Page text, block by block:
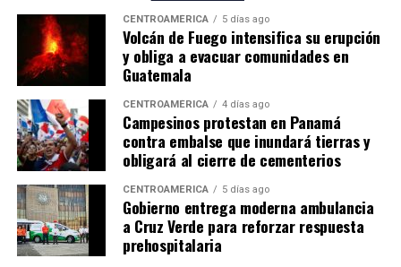
CENTROAMÉRICA 5 días ago
Volcán de Fuego intensifica su erupción
y obliga a evacuar comunidades en
Guatemala
CENTROAMÉRICA 4 días ago
Campesinos protestan en Panamá
contra embalse que inundará tierras y
obligará al cierre de cementerios
CENTROAMÉRICA 5 días ago
Gobierno entrega moderna ambulancia
a Cruz Verde para reforzar respuesta
prehospitalaria